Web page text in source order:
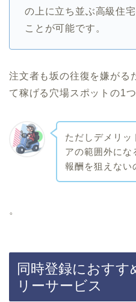
の上に立ち並ぶ高級住
ことが可能です。
注文者も坂の往復を嫌がる
て稼げる穴場スポットの1つ
ただしデメリッ
アの範囲外にな
報酬を狙えない
。
同時登録におす
リーサービス